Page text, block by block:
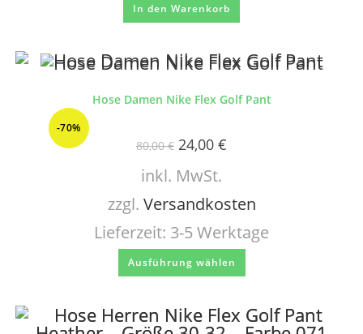
In den Warenkorb
-70%
Hose Damen Nike Flex Golf Pant
80,00€ 24,00 €
inkl. MwSt.
zzgl. Versandkosten
Lieferzeit: 3-5 Werktage
Ausführung wählen